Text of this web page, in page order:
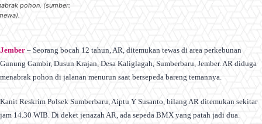
pohon. (sumber:
Jember – Seorang bocah 12 tahun, AR, ditemukan tewas di area perkebunan
Gunung Gambir, Dusun Krajan, Desa Kaliglagah, Sumberbaru, Jember. AR diduga
menabrak pohon di jalanan menurun saat bersepeda bareng temannya.
Kanit Reskrim Polsek Sumberbaru, Aiptu Y Susanto, bilang AR ditemukan sekitar
jam 14.30 WIB. Di deket jenazah AR, ada sepeda BMX yang patah jadi dua.